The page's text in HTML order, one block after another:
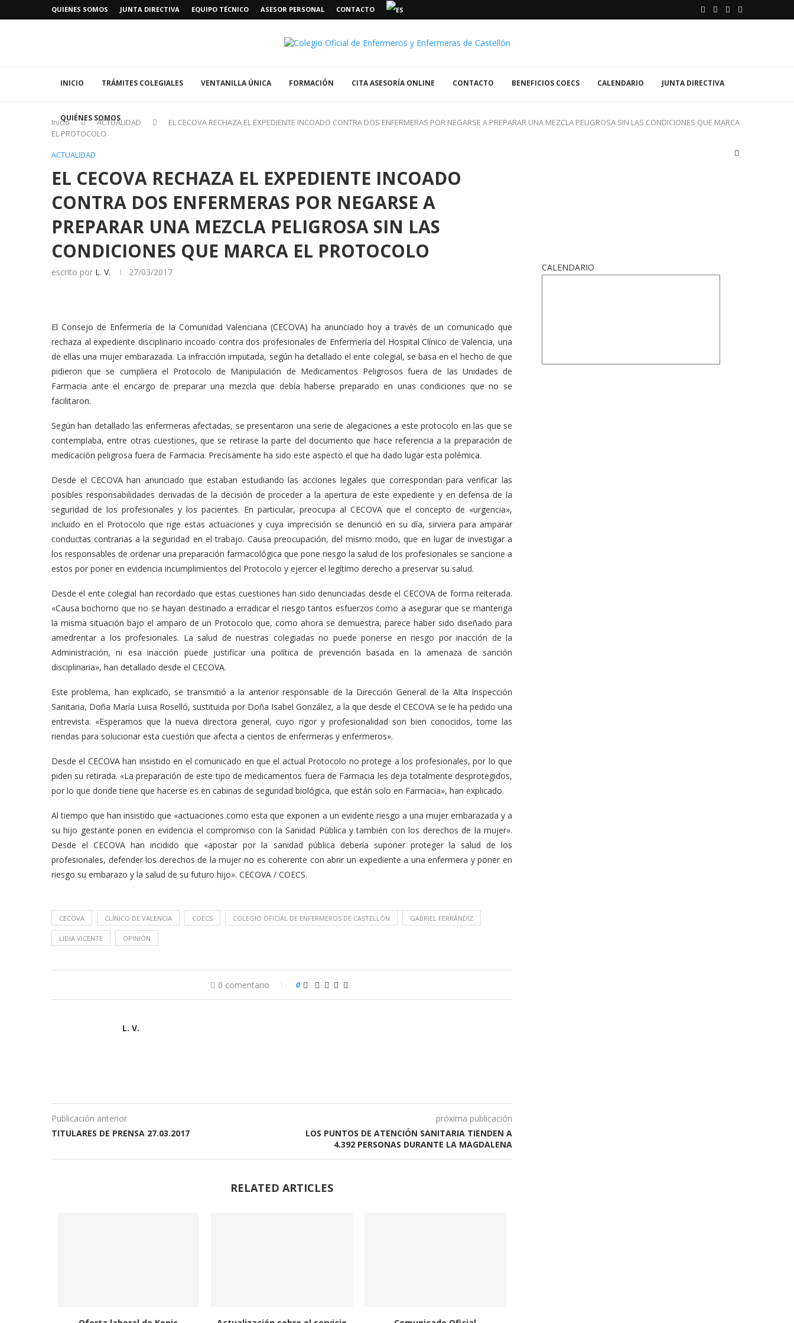
QUIENES SOMOS JUNTA DIRECTIVA EQUIPO TÉCNICO ASESOR PERSONAL CONTACTO
INICIO TRÁMITES COLEGIALES VENTANILLA ÚNICA FORMACIÓN CITA ASESORÍA ONLINE CONTACTO BENEFICIOS COECS CALENDARIO JUNTA DIRECTIVA
QUIÉNES SOMOS
Inicio ACTUALIDAD
EL CECOVA RECHAZA EL EXPEDIENTE INCOADO CONTRA DOS ENFERMERAS POR NEGARSE A PREPARAR UNA MEZCLA PELIGROSA SIN LAS CONDICIONES QUE MARCA
EL PROTOCOLO
ACTUALIDAD
EL CECOVA RECHAZA EL EXPEDIENTE INCOADO
CONTRA DOS ENFERMERAS POR NEGARSE A
PREPARAR UNA MEZCLA PELIGROSA SIN LAS
CONDICIONES QUE MARCA EL PROTOCOLO
escrito por L. V. 27/03/2017
El Consejo de Enfermería de la Comunidad Valenciana (CECOVA) ha anunciado hoy a través de un comunicado que
rechaza al expediente disciplinario incoado contra dos profesionales de Enfermería del Hospital Clínico de Valencia, una
de ellas una mujer embarazada. La infracción imputada, según ha detallado el ente colegial, se basa en el hecho de que
pidieron que se cumpliera el Protocolo de Manipulación de Medicamentos Peligrosos fuera de las Unidades de
Farmacia ante el encargo de preparar una mezcla que debía haberse preparado en unas condiciones que no se
facilitaron.
Según han detallado las enfermeras afectadas, se presentaron una serie de alegaciones a este protocolo en las que se
contemplaba, entre otras cuestiones, que se retirase la parte del documento que hace referencia a la preparación de
medicación peligrosa fuera de Farmacia. Precisamente ha sido este aspecto el que ha dado lugar esta polémica.
Desde el CECOVA han anunciado que estaban estudiando las acciones legales que correspondan para verificar las
posibles responsabilidades derivadas de la decisión de proceder a la apertura de este expediente y en defensa de la
seguridad de los profesionales y los pacientes. En particular, preocupa al CECOVA que el concepto de «urgencia»,
incluido en el Protocolo que rige estas actuaciones y cuya imprecisión se denunció en su día, sirviera para amparar
conductas contrarias a la seguridad en el trabajo. Causa preocupación, del mismo modo, que en lugar de investigar a
los responsables de ordenar una preparación farmacológica que pone riesgo la salud de los profesionales se sancione a
estos por poner en evidencia incumplimientos del Protocolo y ejercer el legítimo derecho a preservar su salud.
Desde el ente colegial han recordado que estas cuestiones han sido denunciadas desde el CECOVA de forma reiterada.
«Causa bochorno que no se hayan destinado a erradicar el riesgo tantos esfuerzos como a asegurar que se mantenga
la misma situación bajo el amparo de un Protocolo que, como ahora se demuestra, parece haber sido diseñado para
amedrentar a los profesionales. La salud de nuestras colegiadas no puede ponerse en riesgo por inacción de la
Administración, ni esa inacción puede justificar una política de prevención basada en la amenaza de sanción
disciplinaria», han detallado desde el CECOVA.
Este problema, han explicado, se transmitió a la anterior responsable de la Dirección General de la Alta Inspección
Sanitaria, Doña María Luisa Roselló, sustituida por Doña Isabel González, a la que desde el CECOVA se le ha pedido una
entrevista. «Esperamos que la nueva directora general, cuyo rigor y profesionalidad son bien conocidos, tome las
riendas para solucionar esta cuestión que afecta a cientos de enfermeras y enfermeros».
Desde el CECOVA han insistido en el comunicado en que el actual Protocolo no protege a los profesionales, por lo que
piden su retirada. «La preparación de este tipo de medicamentos fuera de Farmacia les deja totalmente desprotegidos,
por lo que donde tiene que hacerse es en cabinas de seguridad biológica, que están solo en Farmacia», han explicado.
Al tiempo que han insistido que «actuaciones como esta que exponen a un evidente riesgo a una mujer embarazada y a
su hijo gestante ponen en evidencia el compromiso con la Sanidad Pública y también con los derechos de la mujer».
Desde el CECOVA han incidido que «apostar por la sanidad pública debería suponer proteger la salud de los
profesionales, defender los derechos de la mujer no es coherente con abrir un expediente a una enfermera y poner en
riesgo su embarazo y la salud de su futuro hijo». CECOVA / COECS.
CECOVA CLÍNICO DE VALENCIA COECS COLEGIO OFICIAL DE ENFERMEROS DE CASTELLÓN GABRIEL FERRÁNDIZ
LIDIA VICENTE OPINIÓN
0 comentario 0
L. V.
Publicación anterior
TITULARES DE PRENSA 27.03.2017
próxima publicación
LOS PUNTOS DE ATENCIÓN SANITARIA TIENDEN A
4.392 PERSONAS DURANTE LA MAGDALENA
RELATED ARTICLES
CALENDARIO